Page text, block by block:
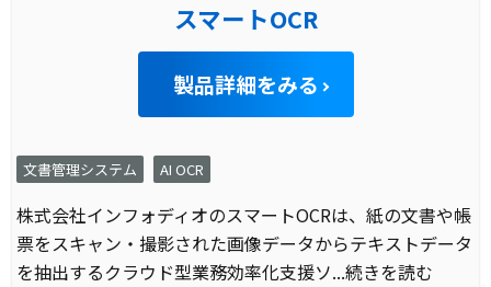
スマートOCR
製品詳細をみる
文書管理システム AI OCR
株式会社インフォディオのスマートOCRは、紙の文書や帳
票をスキャン・撮影された画像データからテキストデータ
を抽出するクラウド型業務効率化支援ソ...続きを読む